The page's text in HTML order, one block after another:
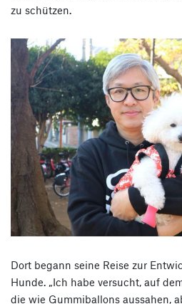
zu schützen.
Dort begann seine Reise zur
Hunde. „Ich habe versucht, auf
die wie Gummiballons aussahen,